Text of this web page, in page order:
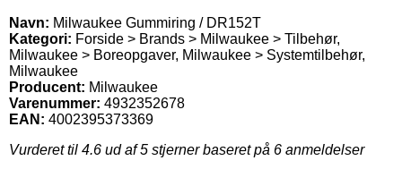
Navn: Milwaukee Gummiring / DR152T
Kategori: Forside > Brands > Milwaukee > Tilbehør,
Milwaukee > Boreopgaver, Milwaukee > Systemtilbehør,
Milwaukee
Producent: Milwaukee
Varenummer: 4932352678
EAN: 4002395373369
Vurderet til 4.6 ud af 5 stjerner baseret på 6 anmeldelser